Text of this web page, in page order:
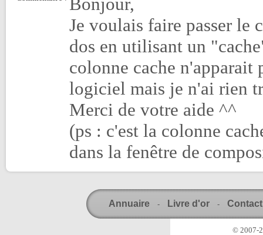
Je voulais faire passer le
dos en utilisant un
colonne cache n'apparait
logiciel mais je n'ai rien
Merci de votre aide ^^
(ps : c'est la colonne
dans la fenêtre de
Annuaire - Livre d'or - Contact
© 2007-